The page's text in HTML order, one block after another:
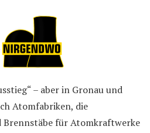
– aber in Gronau und
Atomfabriken, die
Brennstäbe für Atomkraftwerke